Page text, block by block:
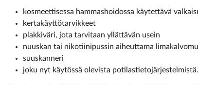
kosmeettisessa hammashoidossa käytettävä
kertakäyttötarvikkeet
plakkiväri, jota tarvitaan yllättävän usein
nuuskan tai nikotiinipussin aiheuttama
suuskanneri
joku nyt käytössä olevista potilastietojärjestelmistä.